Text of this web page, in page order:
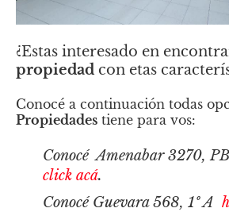
¿Estas interesado en
propiedad con etas
Conocé a continuación todas
Propiedades tiene para vos:
Conocé Amenabar 3270,
click acá.
Conocé Guevara 568, 1º A